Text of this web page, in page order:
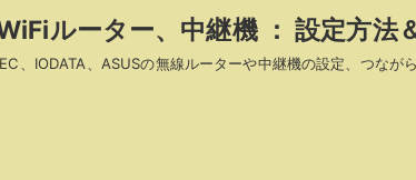
ルーター、中継機 ： 設定方法
、IODATA、ASUSの無線ルーターや中継機の設定、つなが